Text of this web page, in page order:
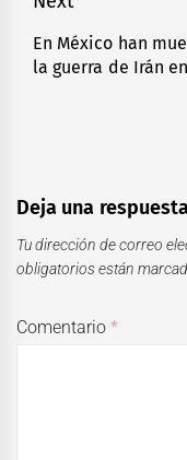
Next
post:
En México han
la guerra de Irán
Deja una
Tu dirección de correo
obligatorios están
Comentario*